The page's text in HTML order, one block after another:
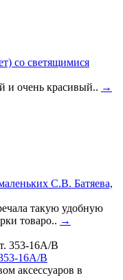
со светящимися
и очень красивый.. →
С.В. Батяева,
такую удобную
товаро.. →
16A/B
аксессуаров в